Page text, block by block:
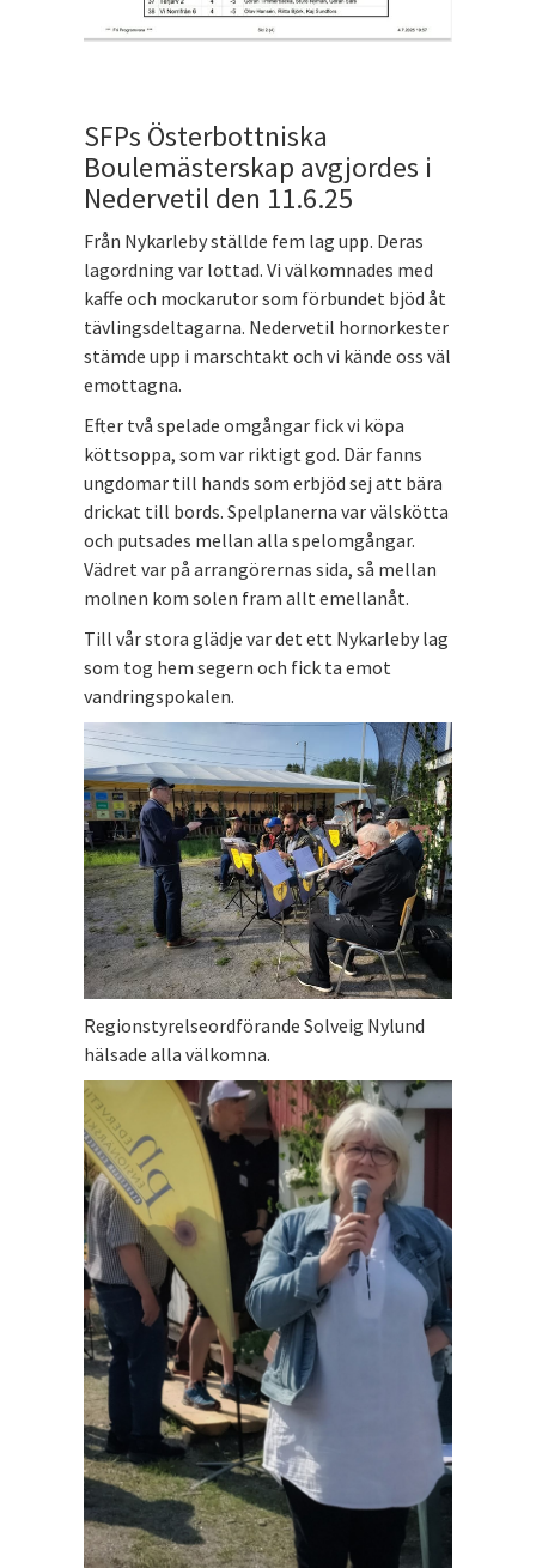
SFPs Österbottniska
Boulemästerskap avgjordes i
Nedervetil den 11.6.25
Från Nykarleby ställde fem lag upp. Deras
lagordning var lottad. Vi välkomnades med
kaffe och mockarutor som förbundet bjöd åt
tävlingsdeltagarna. Nedervetil hornorkester
stämde upp i marschtakt och vi kände oss väl
emottagna.
Efter två spelade omgångar fick vi köpa
köttsoppa, som var riktigt god. Där fanns
ungdomar till hands som erbjöd sej att bära
drickat till bords. Spelplanerna var välskötta
och putsades mellan alla spelomgångar.
Vädret var på arrangörernas sida, så mellan
molnen kom solen fram allt emellanåt.
Till vår stora glädje var det ett Nykarleby lag
som tog hem segern och fick ta emot
vandringspokalen.
Regionstyrelseordförande Solveig Nylund
hälsade alla välkomna.